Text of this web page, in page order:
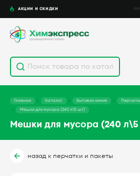
АКЦИИ И СКИДКИ
Главная Каталог Бытовая химия
Мешки для мусора (240 л\5 шт)
Мешки для мусора (240
назад к перчатки и пакеты